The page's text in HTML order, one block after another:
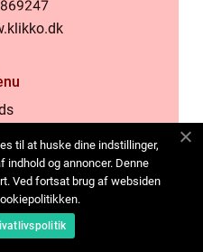
til at huske dine indstillinger,
og annoncer. Denne
Ved fortsat brug af websiden